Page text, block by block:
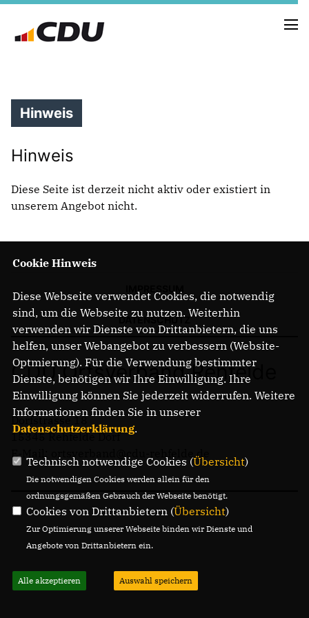
VORSTAND
NEWSLETTER ABONNIEREN
Hinweis
Hinweis
Diese Seite ist derzeit nicht aktiv oder existiert in
unserem Angebot nicht.
DATENSCHUTZ
CDU Ortsverband Rehfelde
Dorfstrasse 18
15345 Rehfelde Dorf
E-Mail: ortsverband@cdu-rehfelde.de
Cookie Hinweis
Diese Webseite verwendet Cookies, die notwendig
sind, um die Webseite zu nutzen. Weiterhin
verwenden wir Dienste von Drittanbietern, die uns
helfen, unser Webangebot zu verbessern (Website-
Optmierung). Für die Verwendung bestimmter
Dienste, benötigen wir Ihre Einwilligung. Ihre
Einwilligung können Sie jederzeit widerrufen. Weitere
Informationen finden Sie in unserer
Datenschutzerklärung.
Technisch notwendige Cookies (Übersicht)
Die notwendigen Cookies werden allein für den
ordnungsgemäßen Gebrauch der Webseite benötigt.
Cookies von Drittanbietern (Übersicht)
Zur Optimierung unserer Webseite binden wir Dienste und
Angebote von Drittanbietern ein.
Alle akzeptieren Auswahl speichern